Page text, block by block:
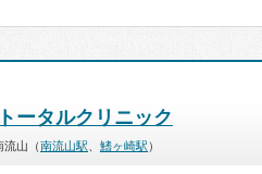
ータルクリニック
流山（南流山駅 鰭ヶ崎駅 ）